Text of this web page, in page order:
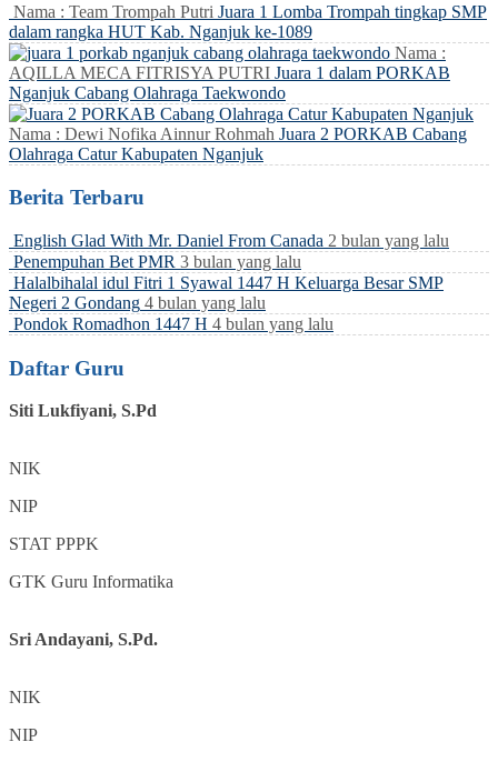
Nama : Team Trompah Putri Juara 1 Lomba Trompah tingkap SMP
dalam rangka HUT Kab. Nganjuk ke-1089
Nama :
AQILLA MECA FITRISYA PUTRI Juara 1 dalam PORKAB
Nganjuk Cabang Olahraga Taekwondo
Nama : Dewi Nofika Ainnur Rohmah Juara 2 PORKAB Cabang
Olahraga Catur Kabupaten Nganjuk
Berita Terbaru
English Glad With Mr. Daniel From Canada 2 bulan yang lalu
Penempuhan Bet PMR 3 bulan yang lalu
Halalbihalal idul Fitri 1 Syawal 1447 H Keluarga Besar SMP
Negeri 2 Gondang 4 bulan yang lalu
Pondok Romadhon 1447 H 4 bulan yang lalu
Daftar Guru
Siti Lukfiyani, S.Pd
NIK
NIP
STAT PPPK
GTK Guru Informatika
Sri Andayani, S.Pd.
NIK
NIP